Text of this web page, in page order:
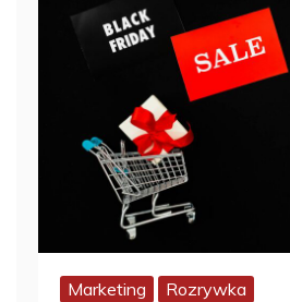
Marketing Rozrywka